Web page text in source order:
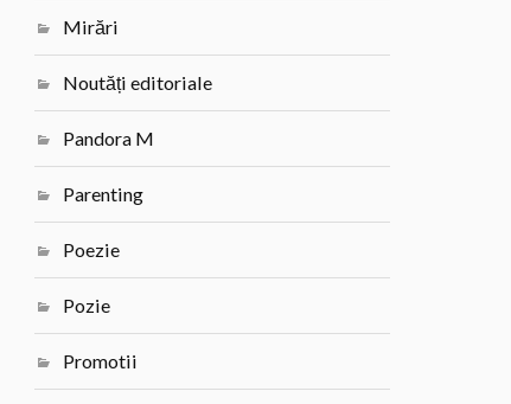
Mirări
Noutăți editoriale
Pandora M
Parenting
Poezie
Pozie
Promotii